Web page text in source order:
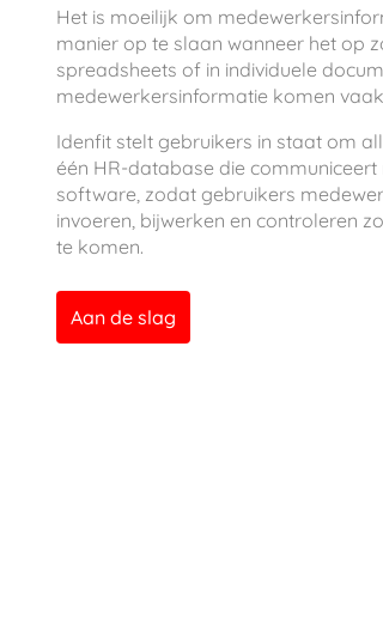
Het is moeilijk om
manier op te slaan wanneer het op
spreadsheets of in individuele
medewerkersinformatie komen
Idenfit stelt gebruikers in staat om
één HR-database die
software, zodat gebruikers
invoeren, bijwerken en controleren
te komen.
Aan de slag